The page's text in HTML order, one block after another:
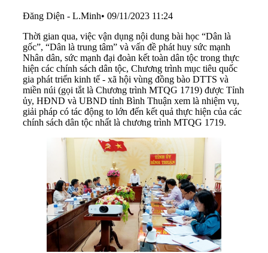
Đăng Diện - L.Minh• 09/11/2023 11:24
Thời gian qua, việc vận dụng nội dung bài học “Dân là
gốc”, “Dân là trung tâm” và vấn đề phát huy sức mạnh
Nhân dân, sức mạnh đại đoàn kết toàn dân tộc trong thực
hiện các chính sách dân tộc, Chương trình mục tiêu quốc
gia phát triển kinh tế - xã hội vùng đồng bào DTTS và
miền núi (gọi tắt là Chương trình MTQG 1719) được Tỉnh
ủy, HĐND và UBND tỉnh Bình Thuận xem là nhiệm vụ,
giải pháp có tác động to lớn đến kết quả thực hiện của các
chính sách dân tộc nhất là chương trình MTQG 1719.